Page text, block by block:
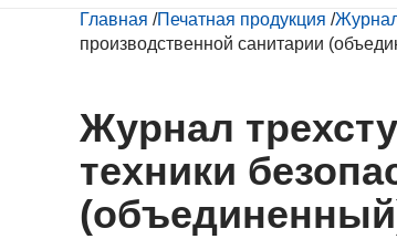
Главная /Печатная продукция /
производственной санитарии
Журнал
техники